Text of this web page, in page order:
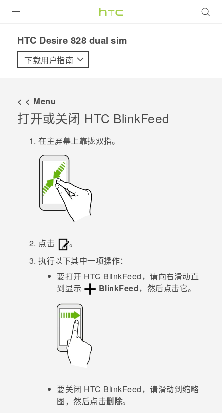
VIVE
支持帮助
在线客服
HTC Desire 828 dual sim‎
下载用户指南
< < Menu
打开或关闭 HTC BlinkFeed
在主屏幕上靠拢双指。
点击
。
执行以下其中一项操作：
要打开 HTC BlinkFeed，请向右滑动直
到显示
BlinkFeed，然后点击它。
要关闭 HTC BlinkFeed，请滑动到缩略
图，然后点击删除。